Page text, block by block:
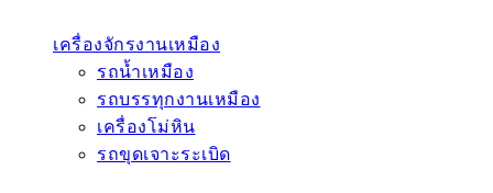
เครื่องจักรงานเหมือง
รถน้ำเหมือง
รถบรรทุกงานเหมือง
เครื่องโม่หิน
รถขุดเจาะระเบิด